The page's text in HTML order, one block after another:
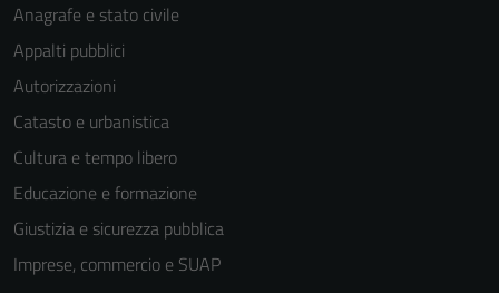
Anagrafe e stato civile
Appalti pubblici
Autorizzazioni
Catasto e urbanistica
Cultura e tempo libero
Educazione e formazione
Giustizia e sicurezza pubblica
Imprese, commercio e SUAP